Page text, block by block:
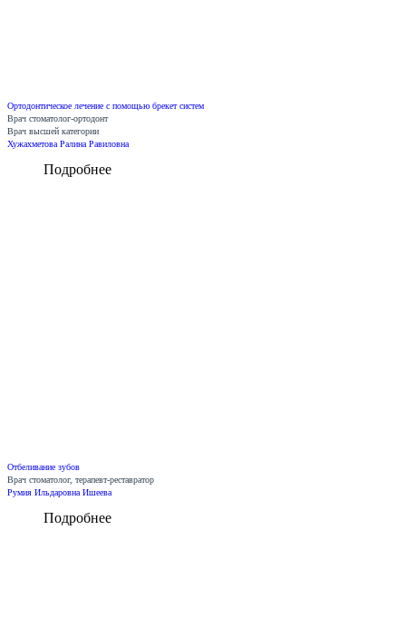
Ортодонтическое лечение с помощью брекет систем
Врач стоматолог-ортодонт
Врач высшей категории
Хужахметова Ралина Равиловна
Подробнее
Отбеливание зубов
Врач стоматолог, терапевт-реставратор
Румия Ильдаровна Ишеева
Подробнее